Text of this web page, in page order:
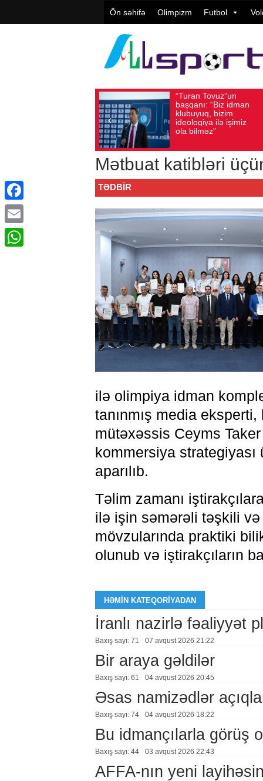
Ön səhifə Olimpizm Futbol
başqanı: “Biz idman
klubuyuq, bizim
ideologiya ilə işimiz
ola bilməz”
Vüqar
yüksək
Avqust 05, 2026
Mətbuat katibləri
TƏDBIR
ilə olimpiya idman
tanınmış media
mütəxəssis Ceyms
kommersiya
aparılıb.
Təlim zamanı
ilə işin səmərəli təşkili
mövzularında praktiki
olunub və iştirakçıların
HƏMIN KATEQORIYADAN
İranlı nazirlə fəaliyyət
Baxış sayı: 71 07 avqust 2026 21:22
Bir araya gəldilər
Baxış sayı: 61 04 avqust 2026 20:45
Əsas namizədlər
Baxış sayı: 74 04 avqust 2026 18:22
Bu idmançılarla görüş
Baxış sayı: 44 03 avqust 2026 22:43
AFFA-nın yeni
Facebook
Email